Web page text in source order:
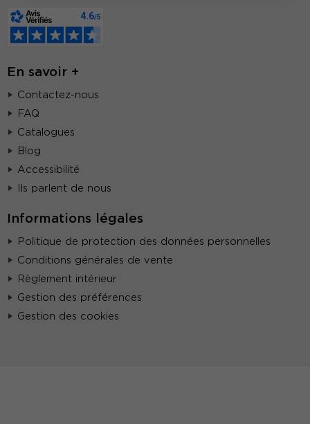
En savoir +
Contactez-nous
FAQ
Catalogues
Blog
Accessibilité
Ils parlent de nous
Informations légales
Politique de protection des données personnelles
Conditions générales de vente
Règlement intérieur
Gestion des préférences
Gestion des cookies